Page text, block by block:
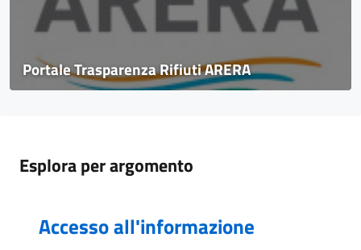
Portale Trasparenza Rifiuti ARERA
Esplora per argomento
Accesso all'informazione